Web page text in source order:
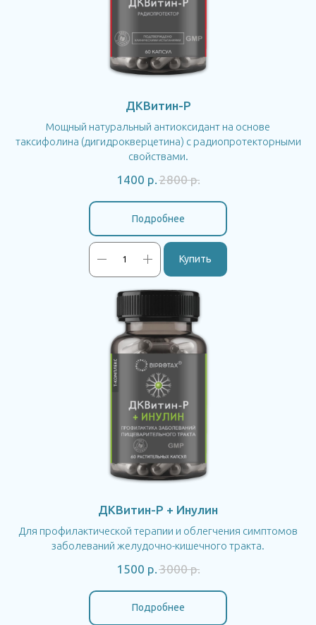
ДКВитин-P
Мощный натуральный антиоксидант на основе
таксифолина (дигидрокверцетина) с радиопротекторными
свойствами.
1400 р.2800 р.
Подробнее
Купить
ДКВитин-P + Инулин
Для профилактической терапии и облегчения симптомов
заболеваний желудочно-кишечного тракта.
1500 р.3000 р.
Подробнее